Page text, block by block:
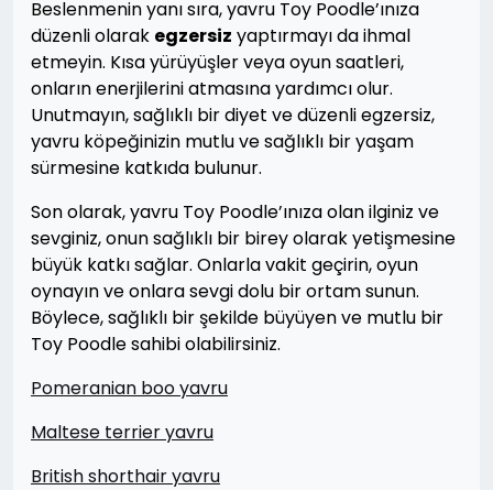
Beslenmenin yanı sıra, yavru Toy Poodle’ınıza
düzenli olarak egzersiz yaptırmayı da ihmal
etmeyin. Kısa yürüyüşler veya oyun saatleri,
onların enerjilerini atmasına yardımcı olur.
Unutmayın, sağlıklı bir diyet ve düzenli egzersiz,
yavru köpeğinizin mutlu ve sağlıklı bir yaşam
sürmesine katkıda bulunur.
Son olarak, yavru Toy Poodle’ınıza olan ilginiz ve
sevginiz, onun sağlıklı bir birey olarak yetişmesine
büyük katkı sağlar. Onlarla vakit geçirin, oyun
oynayın ve onlara sevgi dolu bir ortam sunun.
Böylece, sağlıklı bir şekilde büyüyen ve mutlu bir
Toy Poodle sahibi olabilirsiniz.
Pomeranian boo yavru
Maltese terrier yavru
British shorthair yavru